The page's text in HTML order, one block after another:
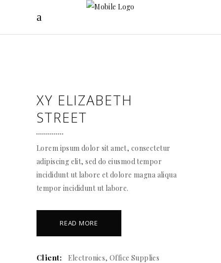
XY ELIZABETH
STREET
Lorem ipsum dolor sit amet, consectetur
adipiscing elit, sed do eiusmod tempor
incididunt ut labore et dolore magna aliqua
tempor incididunt ut labore.
READ MORE
Client: Electronics, Office Supplies